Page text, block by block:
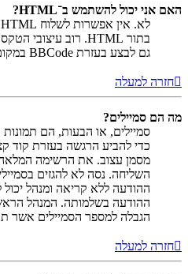
האם אני יכול להשתמש ב־HTML?
גם לבצע בעזרת BBCode במקום.
חזרה למעלה
מה הם סמיילים?
סמיילים, או הבעות, הם
כדי להביע הרגשה בעזרת קוד
מסמן עצוב. את הרשימה
השליחה. נסה לא להגזים
ההודעה ללא קריאה ומנהל
ההודעה בשלמותה. המנהל
הגבלה למספר הסמיילים אשר
חזרה למעלה